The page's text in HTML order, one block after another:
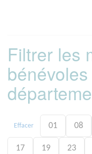
Filtrer les
Effacer 01 08
17 19 23